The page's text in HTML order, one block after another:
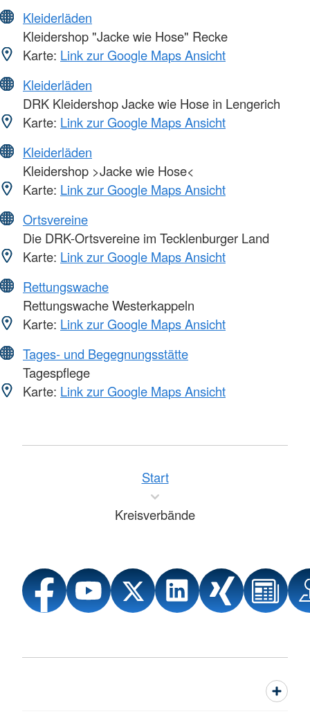
Kleiderläden
Kleidershop "Jacke wie Hose" Recke
Karte: Link zur Google Maps Ansicht
Kleiderläden
DRK Kleidershop Jacke wie Hose in Lengerich
Karte: Link zur Google Maps Ansicht
Kleiderläden
Kleidershop >Jacke wie Hose<
Karte: Link zur Google Maps Ansicht
Ortsvereine
Die DRK-Ortsvereine im Tecklenburger Land
Karte: Link zur Google Maps Ansicht
Rettungswache
Rettungswache Westerkappeln
Karte: Link zur Google Maps Ansicht
Tages- und Begegnungsstätte
Tagespflege
Karte: Link zur Google Maps Ansicht
Start
Kreisverbände